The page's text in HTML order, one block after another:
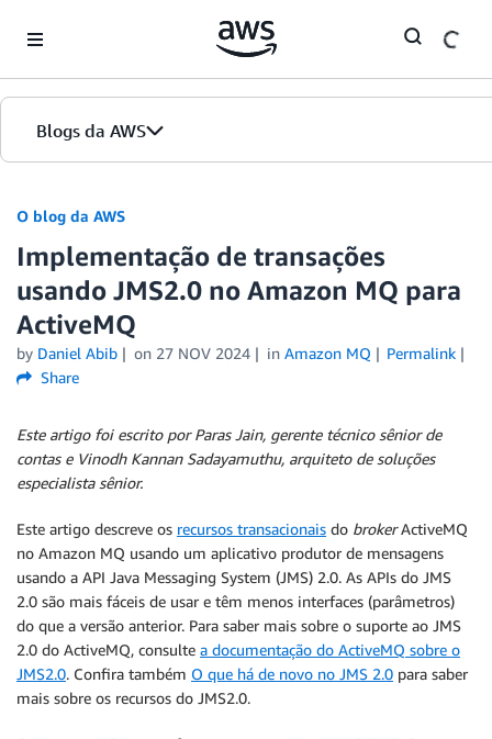
Blogs da AWS
Página inicial
Edições
O blog da AWS
Implementação de transações
usando JMS2.0 no Amazon MQ para
ActiveMQ
by Daniel Abib on 27 NOV 2024 in Amazon MQ
Permalink
Share
Este artigo foi escrito por Paras Jain, gerente técnico sênior de
contas e Vinodh Kannan Sadayamuthu, arquiteto de soluções
especialista sênior.
Este artigo descreve os recursos transacionais do brokerActiveMQ
no Amazon MQ usando um aplicativo produtor de mensagens
usando a API Java Messaging System (JMS) 2.0. As APIs do JMS
2.0 são mais fáceis de usar e têm menos interfaces (parâmetros)
do que a versão anterior. Para saber mais sobre o suporte ao JMS
2.0 do ActiveMQ, consulte a documentação do ActiveMQ sobre o
JMS2.0. Confira também O que há de novo no JMS 2.0 para saber
mais sobre os recursos do JMS2.0.